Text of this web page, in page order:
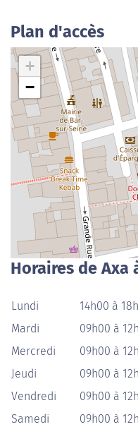
Plan d'accès
+
−
Horaires de Axa
Lundi
14h00 à
Mardi
09h00 à
Mercredi
09h00 à
Jeudi
09h00 à
Vendredi
09h00 à
Samedi
09h00 à